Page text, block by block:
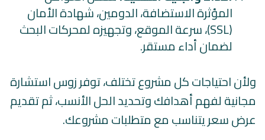
المؤثرة الاستضافة، الدومين، شهادة الأمان
(SSL)، سرعة الموقع، وتجهيزه لمحركات البحث
لضمان أداء مستقر.
ولأن احتياجات كل مشروع تختلف، توفر زوس استشارة
مجانية لفهم أهدافك وتحديد الحل الأنسب، ثم تقديم
عرض سعر يتناسب مع متطلبات مشروعك.